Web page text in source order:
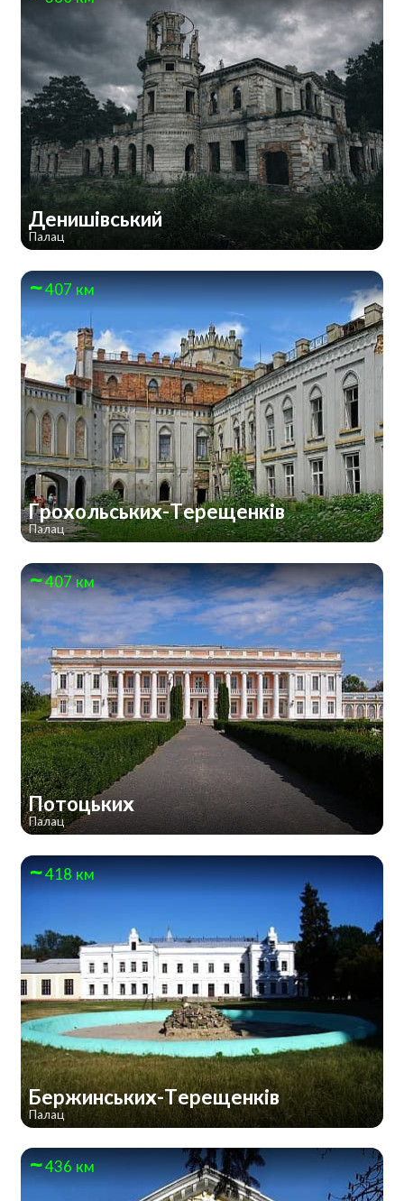
Денишівський
Палац
407 км
Грохольських-Терещенків
Палац
407 км
Потоцьких
Палац
418 км
Бержинських-Терещенків
Палац
436 км